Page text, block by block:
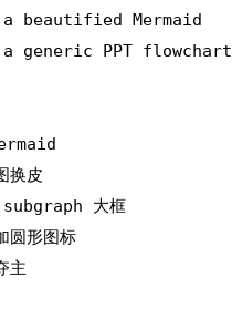
beautified Mermaid
generic PPT flowchart
换皮
大框
圆形图标
主